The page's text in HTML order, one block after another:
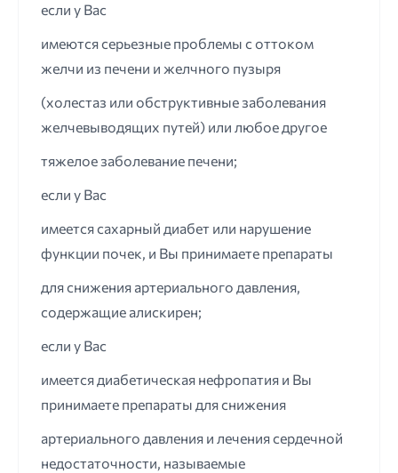
если у Вас
имеются серьезные проблемы с оттоком
желчи из печени и желчного пузыря
(холестаз или обструктивные заболевания
желчевыводящих путей) или любое другое
тяжелое заболевание печени;
если у Вас
имеется сахарный диабет или нарушение
функции почек, и Вы принимаете препараты
для снижения артериального давления,
содержащие алискирен;
если у Вас
имеется диабетическая нефропатия и Вы
принимаете препараты для снижения
артериального давления и лечения сердечной
недостаточности, называемые